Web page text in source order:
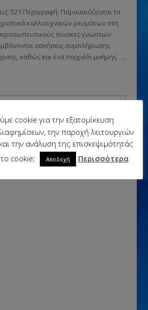
521 Περιγραφή: Παρουσιάζονται τα
καλλιτεχνικών ρευμάτων στη
πίνακες γνωστών
ασκήσεις συμπλήρωσης
καθώς και ένα παιχνίδι μνήμης. ...
cookie για την εξατομίκευση
την παροχή λειτουργιών
την ανάλυση της επισκεψιμότητάς
cookie;
Αποδοχή Περισσότερα